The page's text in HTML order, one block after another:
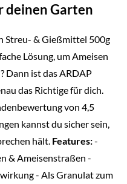
deinen Garten
Streu- & Gießmittel 500g
Lösung, um Ameisen
Dann ist das ARDAP
das Richtige für dich.
von 4,5
kannst du sicher sein,
hält. Features:-
& Ameisenstraßen -
- Als Granulat zum